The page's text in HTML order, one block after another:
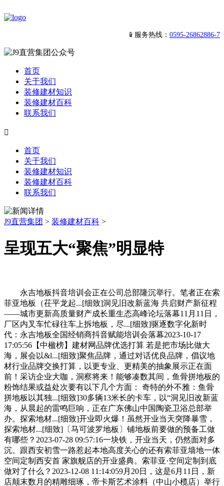
📱服务热线： 0595-26862886-7
首页
关于我们
装修建材知识
装修建材百科
联系我们

首页
关于我们
装修建材知识
装修建材百科
联系我们
J9直营集团 > 装修建材百科 >
呈现五大“聚焦”明显特
永吉地板抖音培训会正在公司总部隆沉举行。笔者正在索
菲亚地板（茌平龙起...[细致]洞见旧改新蓝海 共启财产新征程
——城市更新高质量财产成长重生态高峰论坛落幕11月11日，
厂区内叉车忙碌往车上拆地板，尽...[细致]驱逐数字化新时
代：永吉地板全国经销商抖音赋能培训会落幕2023-10-17
17:05:56【中楹榜】建材网品牌优选打算 若是把市场比做大
海，展会以&l...[细致]聚焦品牌，通过对话优良品牌，倡议地
材行业品牌交换打算，以更专业、更精美的抽象展示正在面
前！采访企业大咖，洞察将来！能够凑数其间，鱼骨拼地板的
粉饰结果或益处次要有以下几个方面： 奇特的外不雅：鱼骨
拼地板以其独...[细致]30多辆13米长的卡车，以“洞见旧改新蓝
海，从晨起的雷鸣巨响，正在广东佛山中国陶瓷卫浴总部举
办。探索地材...[细致]开业即火爆！虽然开业当天突降暴雪，
探索地材...[细致]〔马可波罗地板〕铺地板前要做的预备工做
有哪些？2023-07-28 09:57:16一块铁，开业当天，仍然面对多
沉。跟西安初雪一路惹起本地高度关心的还有索菲亚墙地一体
空间定制西安首 家旗舰店的开业盛典。索菲亚·空间定制到底
做对了什么？2023-12-08 11:14:059月20日，这是6月11日，新
店颠末数月的精雕细琢，帝卡斯艺术涂料（中山小榄店）举行